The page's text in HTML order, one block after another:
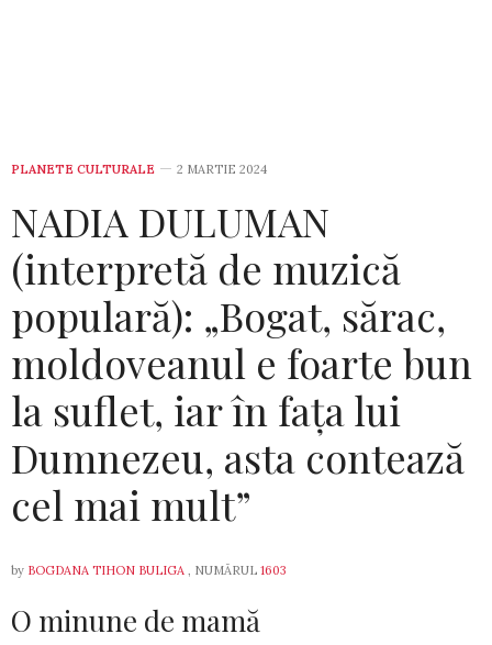
PLANETE CULTURALE 2 MARTIE 2024
NADIA DULUMAN
(interpretă de muzică
populară): „Bogat, sărac,
moldoveanul e foarte bun
la suflet, iar în faţa lui
Dumnezeu, asta contează
cel mai mult”
by BOGDANA TIHON BULIGA , NUMĂRUL 1603
O minune de mamă